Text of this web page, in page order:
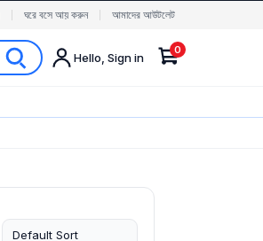
ঘরে বসে আয় করুন আমাদের আউটলেট
Hello, Sign in
0